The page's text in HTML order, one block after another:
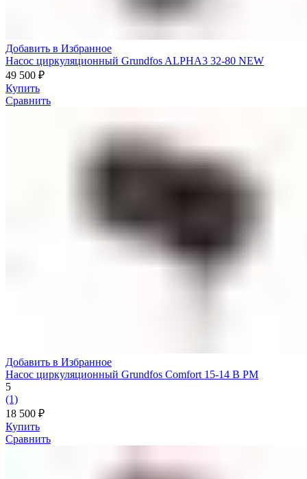
Добавить в Избранное
Насос циркуляционный Grundfos ALPHA3 32-80 NEW
49 500 ₽
Купить
Сравнить
Добавить в Избранное
Насос циркуляционный Grundfos Comfort 15-14 B PM
5
(1)
18 500 ₽
Купить
Сравнить